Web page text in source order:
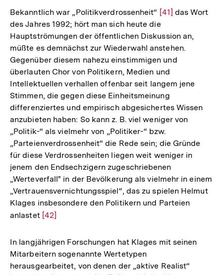
Bekanntlich war „Politikverdrossenheit“ Zur
Auflösung
der
Fußnote
[41] das Wort
des Jahres 1992; hört man sich heute die
Hauptströmungen der öffentlichen Diskussion an,
müßte es demnächst zur Wiederwahl anstehen.
Gegenüber diesem nahezu einstimmigen und
überlauten Chor von Politikern, Medien und
Intellektuellen verhallen offenbar seit langem jene
Stimmen, die gegen diese Einheitsmeinung
differenziertes und empirisch abgesichertes Wissen
anzubieten haben: So kann z. B. viel weniger von
„Politik-“ als vielmehr von „Politiker-“ bzw.
„Parteienverdrossenheit“ die Rede sein; die Gründe
für diese Verdrossenheiten liegen weit weniger in
jenem den Endsechzigern zugeschriebenen
„Werteverfall" in der Bevölkerung als vielmehr in einem
„Vertrauensvernichtungsspiel“, das zu spielen Helmut
Klages insbesondere den Politikern und Parteien
anlastet Zur
der
Fußnote
[42]
In langjährigen Forschungen hat Klages mit seinen
Mitarbeitern sogenannte Wertetypen
herausgearbeitet, von denen der „aktive Realist“